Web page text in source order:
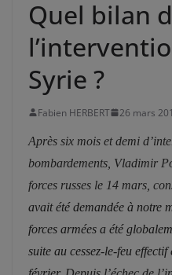
Quel bilan
Syrie ?
Fabien HERBERT 26 mars
Après six mois et demi
bombardements, Vladimir
forces russes le 14 mars,
avait été demandée à notre
forces armées a été
suite au cessez-le-feu